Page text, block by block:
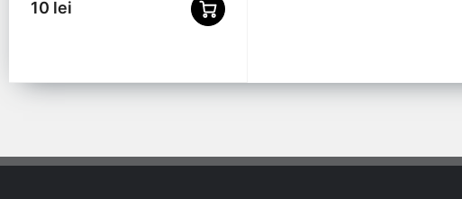
10 lei